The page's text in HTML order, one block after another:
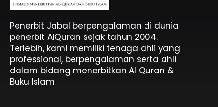
Penerbit Al Quran & Buku Islam Berpengalaman Sejak 2004
Penerbit Jabal berpengalaman di dunia
penerbit AlQuran sejak tahun 2004.
Terlebih, kami memiliki tenaga ahli yang
professional, berpengalaman serta ahli
dalam bidang menerbitkan Al Quran &
Buku Islam